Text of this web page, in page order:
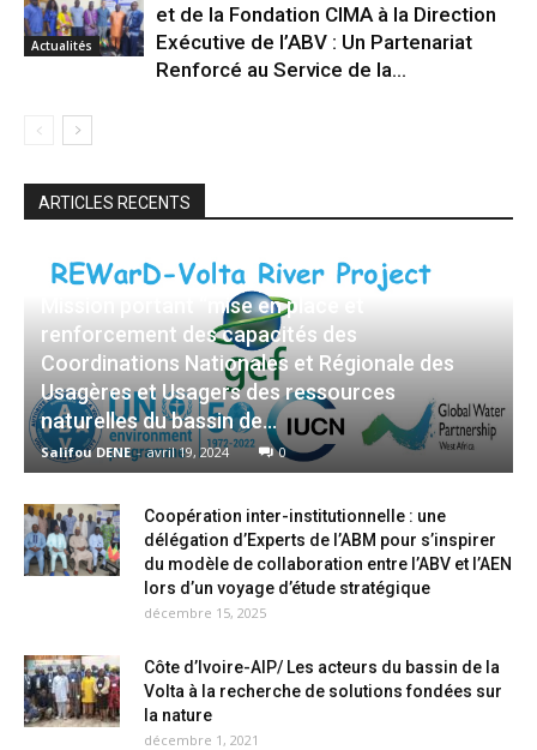
Actualités
et de la Fondation CIMA à la Direction
Exécutive de l’ABV : Un Partenariat
Renforcé au Service de la...
ARTICLES RECENTS
Mission portant ‘‘mise en place et
renforcement des capacités des
Coordinations Nationales et Régionale des
Usagères et Usagers des ressources
naturelles du bassin de...
Salifou DENE - avril 19, 2024 0
Coopération inter-institutionnelle : une
délégation d’Experts de l’ABM pour s’inspirer
du modèle de collaboration entre l’ABV et l’AEN
lors d’un voyage d’étude stratégique
décembre 15, 2025
Côte d’Ivoire-AIP/ Les acteurs du bassin de la
Volta à la recherche de solutions fondées sur
la nature
décembre 1, 2021